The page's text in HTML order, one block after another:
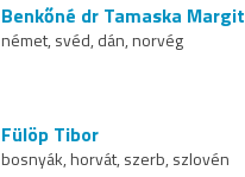
Benkőné dr Tamaska Margit
német, svéd, dán, norvég
Fülöp Tibor
bosnyák, horvát, szerb, szlovén